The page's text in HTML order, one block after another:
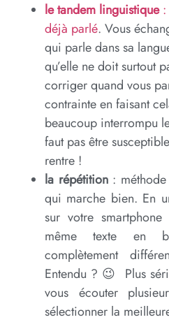
le tandem linguistique:
déjà parlé. Vous
qui parle dans sa
qu’elle ne doit surtout
corriger quand vous
contrainte en faisant
beaucoup interrompu
faut pas être
rentre !
la répétition: méthode
qui marche bien. En
sur votre
même texte en
complètement
Entendu ? 😉 Plus
vous écouter
sélectionner la